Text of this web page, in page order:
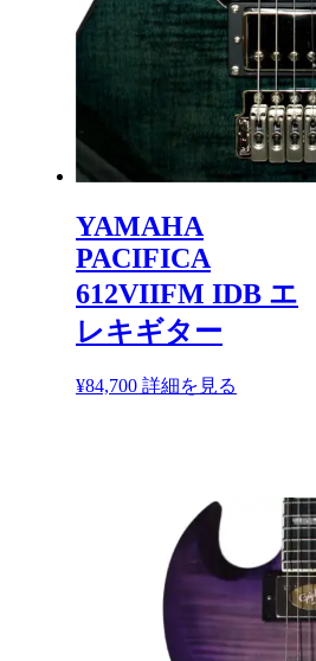
YAMAHA
PACIFICA
612VIIFM IDB エ
レキギター
¥84,700 詳細を見る